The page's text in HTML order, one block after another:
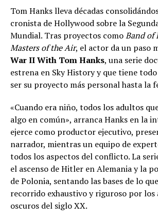
Tom Hanks lleva décadas
cronista de Hollywood sobre la
Mundial. Tras proyectos comoBand of
Masters of the Air, el actor da un paso
War II With Tom Hanks, una serie
estrena en Sky History y que tiene
ser su proyecto más personal hasta la
«Cuando era niño, todos los adultos
algo en común», arranca Hanks en la
ejerce como productor ejecutivo,
narrador, mientras un equipo de
todos los aspectos del conflicto. La
el ascenso de Hitler en Alemania y la
de Polonia, sentando las bases de lo
recorrido exhaustivo y riguroso por los
oscuros del siglo XX.